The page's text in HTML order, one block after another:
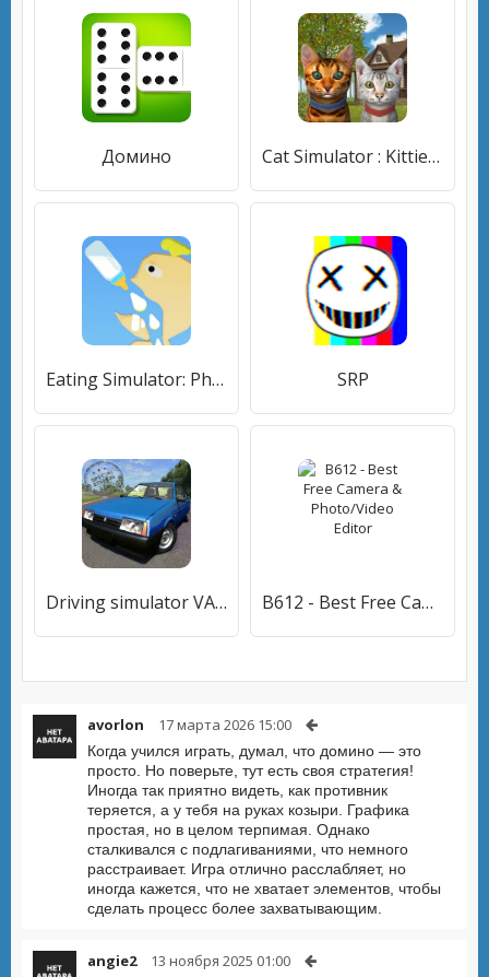
Домино Cat Simulator : Kitties Family
Eating Simulator: Physics Food SRP
Driving simulator VAZ 2108 SE B612 - Best Free Camera & Photo/Video Editor
avorlon 17 марта 2026 15:00
Когда учился играть, думал, что домино — это
просто. Но поверьте, тут есть своя стратегия!
Иногда так приятно видеть, как противник
теряется, а у тебя на руках козыри. Графика
простая, но в целом терпимая. Однако
сталкивался с подлагиваниями, что немного
расстраивает. Игра отлично расслабляет, но
иногда кажется, что не хватает элементов, чтобы
сделать процесс более захватывающим.
angie2 13 ноября 2025 01:00